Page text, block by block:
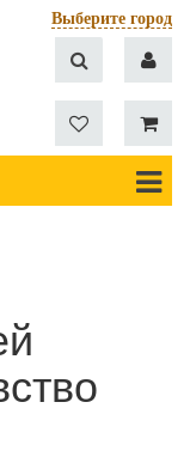
Выберите город